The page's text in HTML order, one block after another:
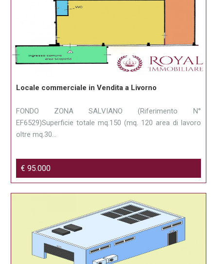
Locale commerciale in Vendita a Livorno
FONDO ZONA SALVIANO (Riferimento N°
EF6529)Superficie totale mq.150 (mq. 120 area di lavoro
oltre mq.30...
€ 95.000